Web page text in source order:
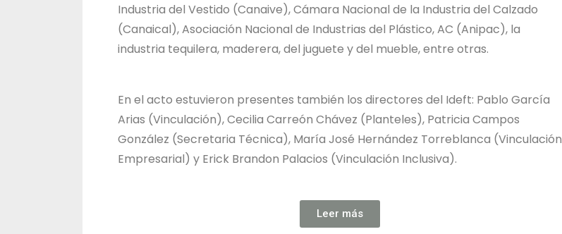
Industria del Vestido (Canaive), Cámara Nacional de la Industria del Calzado
(Canaical), Asociación Nacional de Industrias del Plástico, AC (Anipac), la
industria tequilera, maderera, del juguete y del mueble, entre otras.
En el acto estuvieron presentes también los directores del Ideft: Pablo García
Arias (Vinculación), Cecilia Carreón Chávez (Planteles), Patricia Campos
González (Secretaria Técnica), María José Hernández Torreblanca (Vinculación
Empresarial) y Erick Brandon Palacios (Vinculación Inclusiva).
Leer más